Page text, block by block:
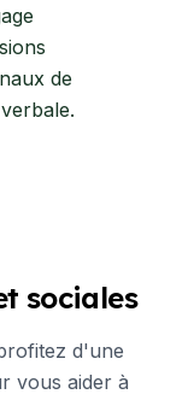
de
sociales
d'une
vous aider à